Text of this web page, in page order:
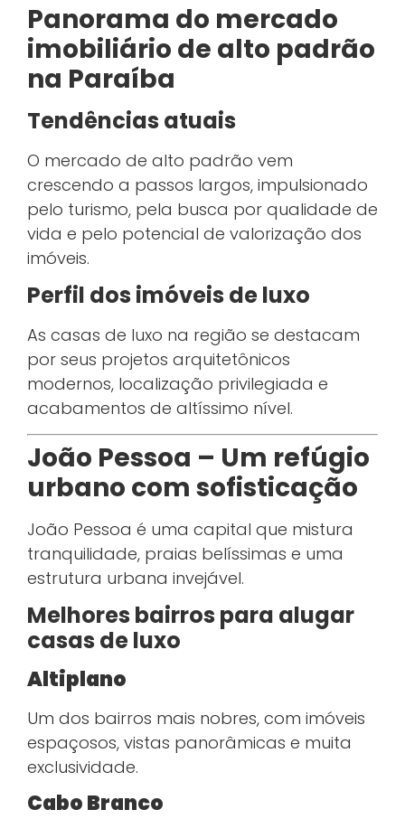
Panorama do mercado
imobiliário de alto padrão
na Paraíba
Tendências atuais
O mercado de alto padrão vem
crescendo a passos largos, impulsionado
pelo turismo, pela busca por qualidade de
vida e pelo potencial de valorização dos
imóveis.
Perfil dos imóveis de luxo
As casas de luxo na região se destacam
por seus projetos arquitetônicos
modernos, localização privilegiada e
acabamentos de altíssimo nível.
João Pessoa – Um refúgio
urbano com sofisticação
João Pessoa é uma capital que mistura
tranquilidade, praias belíssimas e uma
estrutura urbana invejável.
Melhores bairros para alugar
casas de luxo
Altiplano
Um dos bairros mais nobres, com imóveis
espaçosos, vistas panorâmicas e muita
exclusividade.
Cabo Branco